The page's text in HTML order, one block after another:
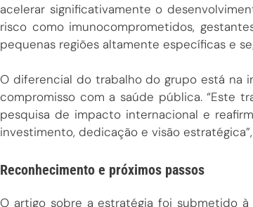
acelerar significativamente o
risco como imunocomprometidos,
pequenas regiões altamente específicas e
O diferencial do trabalho do grupo está na
compromisso com a saúde pública. “Este
pesquisa de impacto internacional e
investimento, dedicação e visão
Reconhecimento e próximos passos
O artigo sobre a estratégia foi submetido à